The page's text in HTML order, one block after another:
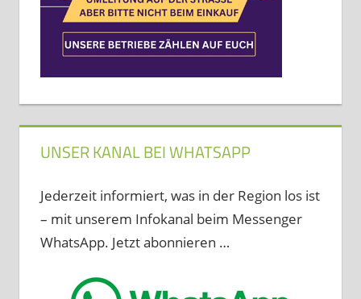
UNSER KANAL BEI WHATSAPP
Jederzeit informiert, was in der Region los ist
– mit unserem Infokanal beim Messenger
WhatsApp. Jetzt abonnieren …